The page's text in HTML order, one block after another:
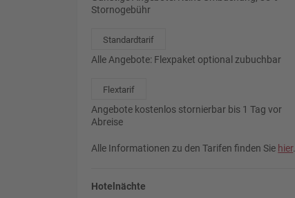
Stornogebühr
Standardtarif
Alle Angebote: Flexpaket optional zubuchbar
Flextarif
Angebote kostenlos stornierbar bis 1 Tag vor
Abreise
Alle Informationen zu den Tarifen finden Sie hier.
Hotelnächte